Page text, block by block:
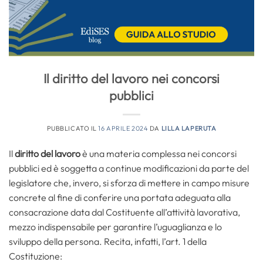
Il diritto del lavoro nei concorsi
pubblici
PUBBLICATO IL16 APRILE 2024 DA LILLA LAPERUTA
Ildiritto del lavoroè una materia complessa nei concorsi
pubblici ed è soggetta a continue modificazioni da parte del
legislatore che, invero, si sforza di mettere in campo misure
concrete al fine di conferire una portata adeguata alla
consacrazione data dal Costituente all’attività lavorativa,
mezzo indispensabile per garantire l’uguaglianza e lo
sviluppo della persona. Recita, infatti, l’art. 1 della
Costituzione: